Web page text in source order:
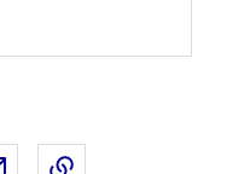
sur LinkedIn
Partager par email